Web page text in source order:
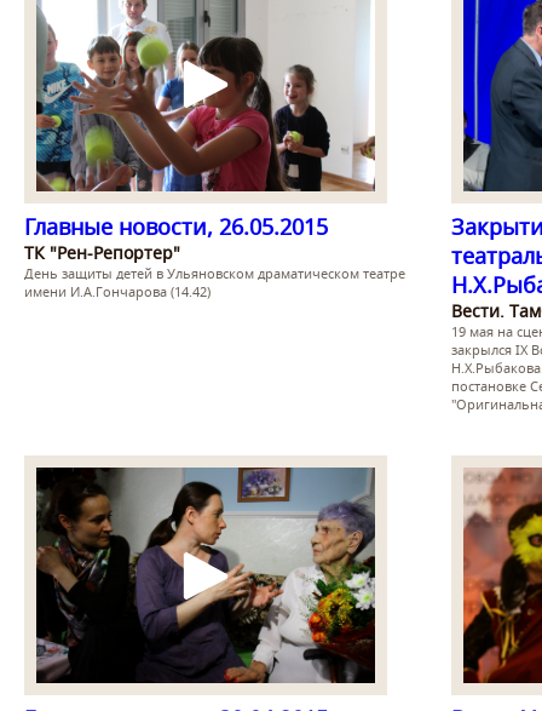
Главные новости, 26.05.2015
ТК "Рен-Репортер"
День защиты детей в Ульяновском драматическом театре
имени И.А.Гончарова (14.42)
Вести.
19 мая на
закрылся IX
постановке